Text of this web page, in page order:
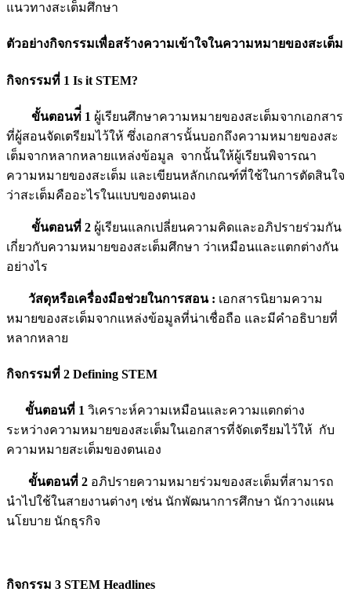
แนวทางสะเต็มศึกษา
ตัวอย่างกิจกรรมเพื่อสร้างความเข้าใจในความหมายของสะเต็ม
กิจกรรมที่ 1 Is it STEM?
ขั้นตอนท่ี่ 1 ผู้เรียนศึกษาความหมายของสะเต็มจากเอกสาร
ที่ผู้สอนจัดเตรียมไว้ให้ ซึ่งเอกสารนั้นบอกถึงความหมายของสะ
เต็มจากหลากหลายแหล่งข้อมูล จากนั้นให้ผู้เรียนพิจารณา
ความหมายของสะเต็ม และเขียนหลักเกณฑ์ที่ใช้ในการตัดสินใจ
ว่าสะเต็มคืออะไรในแบบของตนเอง
ขั้นตอนที่ 2 ผู้เรียนแลกเปลี่ยนความคิดและอภิปรายร่วมกัน
เกี่ยวกับความหมายของสะเต็มศึกษา ว่าเหมือนและแตกต่างกัน
อย่างไร
วัสดุหรือเครื่องมือช่วยในการสอน : เอกสารนิยามความ
หมายของสะเต็มจากแหล่งข้อมูลที่น่าเชื่อถือ และมีคำอธิบายที่
หลากหลาย
กิจกรรมที่ 2 Defining STEM
ขั้นตอนที่ 1 วิเคราะห์ความเหมือนและความแตกต่าง
ระหว่างความหมายของสะเต็มในเอกสารที่จัดเตรียมไว้ให้ กับ
ความหมายสะเต็มของตนเอง
ขั้นตอนที่ 2 อภิปรายความหมายร่วมของสะเต็มที่สามารถ
นำไปใช้ในสายงานต่างๆ เช่น นักพัฒนาการศึกษา นักวางแผน
นโยบาย นักธุรกิจ
กิจกรรม 3 STEM Headlines